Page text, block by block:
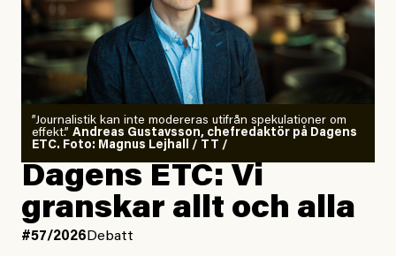
”Journalistik kan inte modereras utifrån spekulationer om
effekt.” Andreas Gustavsson, chefredaktör på Dagens
ETC. Foto: Magnus Lejhall / TT /
Dagens ETC: Vi
granskar allt och alla
#57/2026 Debatt